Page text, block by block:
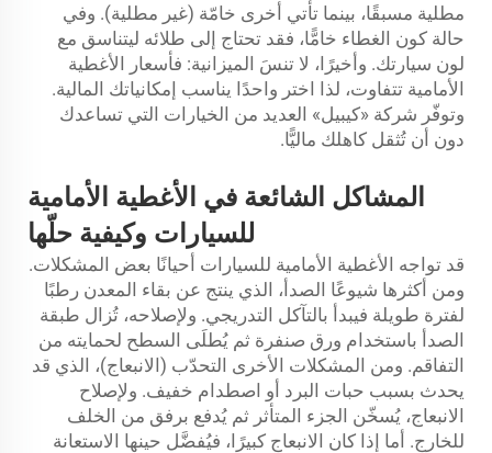
مطلية مسبقًا، بينما تأتي أخرى خامّة (غير مطلية). وفي
حالة كون الغطاء خامًّا، فقد تحتاج إلى طلائه ليتناسق مع
لون سيارتك. وأخيرًا، لا تنسَ الميزانية: فأسعار الأغطية
الأمامية تتفاوت، لذا اختر واحدًا يناسب إمكانياتك المالية.
وتوفّر شركة «كيبيل» العديد من الخيارات التي تساعدك
دون أن تُثقل كاهلك ماليًّا.
المشاكل الشائعة في الأغطية الأمامية
للسيارات وكيفية حلّها
قد تواجه الأغطية الأمامية للسيارات أحيانًا بعض المشكلات.
ومن أكثرها شيوعًا الصدأ، الذي ينتج عن بقاء المعدن رطبًا
لفترة طويلة فيبدأ بالتآكل التدريجي. ولإصلاحه، تُزال طبقة
الصدأ باستخدام ورق صنفرة ثم يُطلَى السطح لحمايته من
التفاقم. ومن المشكلات الأخرى التحدّب (الانبعاج)، الذي قد
يحدث بسبب حبات البرد أو اصطدام خفيف. ولإصلاح
الانبعاج، يُسخّن الجزء المتأثر ثم يُدفع برفق من الخلف
للخارج. أما إذا كان الانبعاج كبيرًا، فيُفضَّل حينها الاستعانة